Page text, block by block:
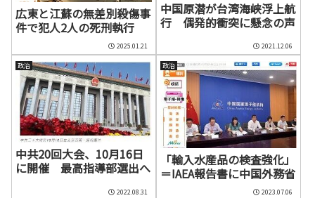
広東と江蘇の無差別殺傷事
件で犯人2人の死刑執行
2025.01.21
中国原潜が台湾海峡浮上航
行 偶発的衝突に懸念の声
2021.12.06
政治
中共20回大会、10月16日
に開催 最高指導部選出へ
2022.08.31
政治
「輸入水産品の検査強化」
＝IAEA報告書に中国外務省
2023.07.06